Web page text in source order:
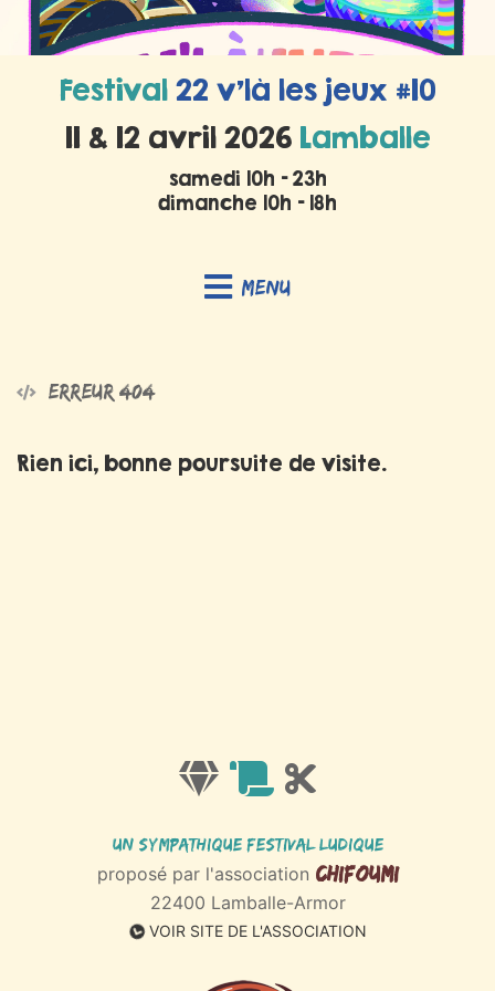
Festival 22 v’là les jeux #10
11 & 12 avril 2026 Lamballe
samedi 10h - 23h
dimanche 10h - 18h
Menu
Erreur 404
Rien ici, bonne poursuite de visite.
Un sympathique Festival ludique
proposé par l'association Chifoumi
22400 Lamballe-Armor
VOIR SITE DE L'ASSOCIATION